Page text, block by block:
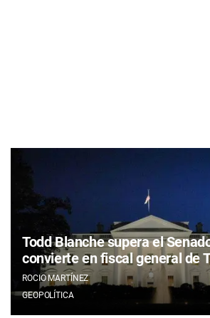
GEOPOLÍTICA
Todd Blanche supera el
convierte en fiscal general de
ROCIO MARTÍNEZ